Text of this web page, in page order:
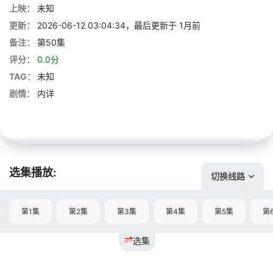
上映：
未知
更新：
2026-06-12 03:04:34，最后更新于 1月前
备注：
第50集
评分：
0.0分
TAG：
未知
剧情：
内详
选集播放: 切换线路
选集
第1集 第2集 第3集 第4集 第5集 第